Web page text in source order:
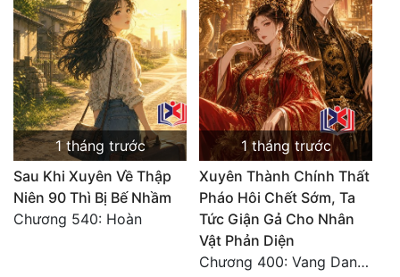
Tu Chân
Tu Tiên
Tội Phạm
Vô Địch
Võ Hiệp
Võng Du
1 tháng trước
Sau Khi Xuyên Về Thập
Niên 90 Thì Bị Bế Nhầm
Chương 540: Hoàn
1 tháng trước
Xuyên Thành Chính Thất
Pháo Hôi Chết Sớm, Ta
Tức Giận Gả Cho Nhân
Vật Phản Diện
Chương 400: Vang Danh Thiên Hạ (Hết)